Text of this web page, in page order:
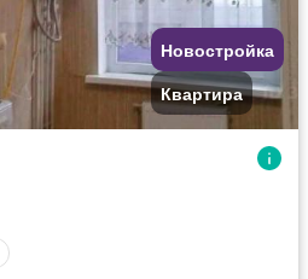
Новостройка
Квартира